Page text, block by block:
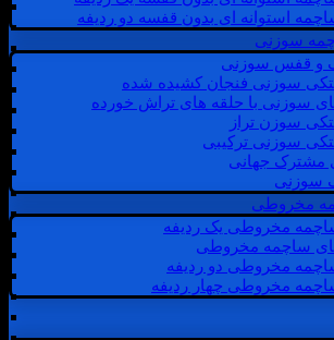
استوانه ای بدون قفسه دو ردیفه
سوزنی
و قفس سوزنی
سوزنی فنجان کشیده شده
سوزنی با حلقه های تراش خورده
سوزن تراز
سوزنی ترکیبی
مشترک جهانی
سوزنی
مخروطی
مخروطی یک ردیفه
ساچمه مخروطی
مخروطی دو ردیفه
مخروطی چهار ردیفه